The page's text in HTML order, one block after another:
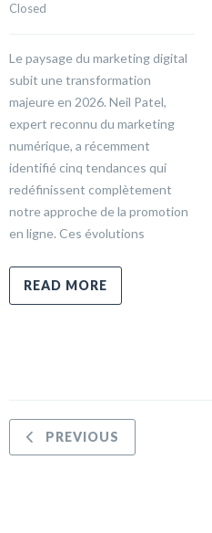
Closed
Le paysage du marketing digital
subit une transformation
majeure en 2026. Neil Patel,
expert reconnu du marketing
numérique, a récemment
identifié cinq tendances qui
redéfinissent complètement
notre approche de la promotion
en ligne. Ces évolutions
READ MORE
PREVIOUS